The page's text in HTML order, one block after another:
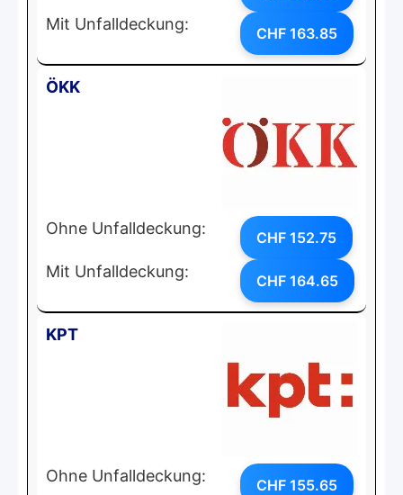
Mit Unfalldeckung: CHF 163.85
ÖKK
Ohne Unfalldeckung: CHF 152.75
Mit Unfalldeckung: CHF 164.65
KPT
Ohne Unfalldeckung: CHF 155.65